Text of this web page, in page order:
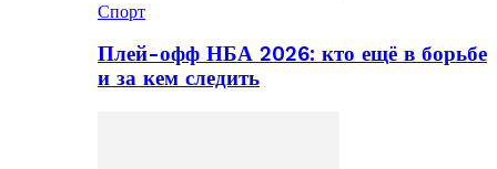
Спорт
Плей-офф НБА 2026: кто ещё в борьбе
и за кем следить